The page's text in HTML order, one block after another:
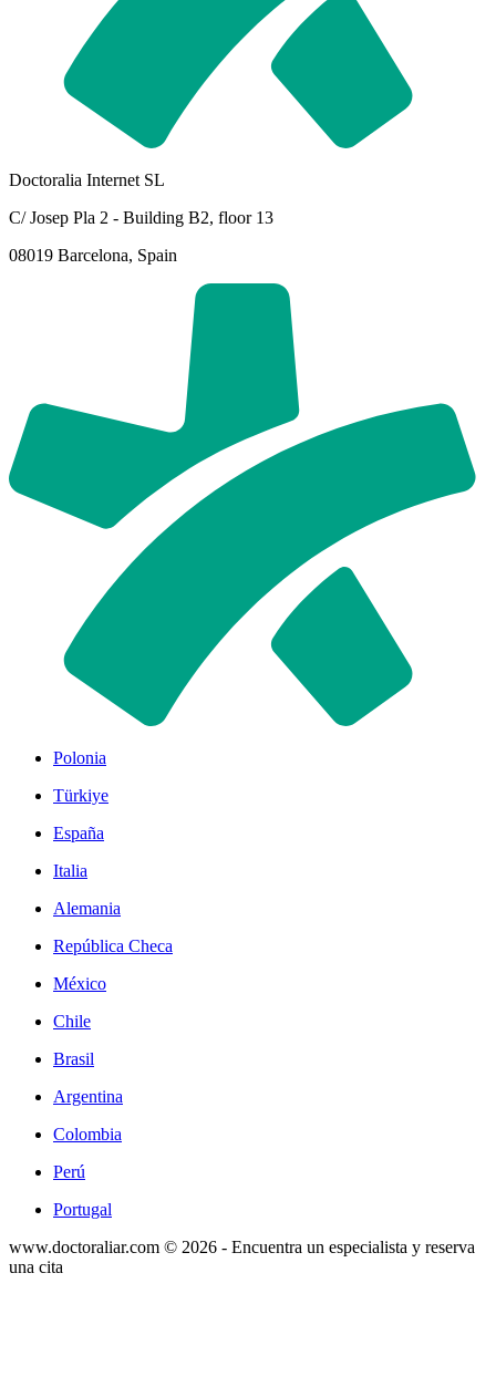
Doctoralia Internet SL
C/ Josep Pla 2 - Building B2, floor 13
08019 Barcelona, Spain
Polonia
Türkiye
España
Italia
Alemania
República Checa
México
Chile
Brasil
Argentina
Colombia
Perú
Portugal
www.doctoraliar.com © 2026 - Encuentra un especialista y reserva
una cita